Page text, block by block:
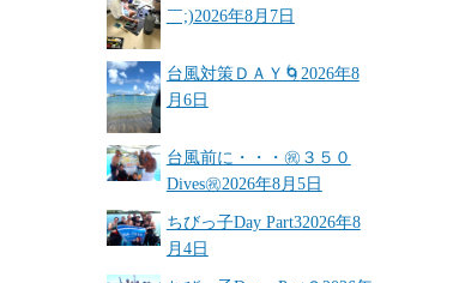
￣;)2026年8月7日
台風対策ＤＡＹ🌀 2026年8
月6日
台風前に・・・㊗３５０
Dives㊗2026年8月5日
ちびっ子Day Part32026年8
月4日